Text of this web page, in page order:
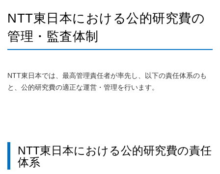
NTT東日本における公的研究費の
管理・監査体制
NTT東日本では、最高管理責任者が率先し、以下の責任体系のも
と、公的研究費の適正な運営・管理を行います。
NTT東日本における公的研究費の責任
体系